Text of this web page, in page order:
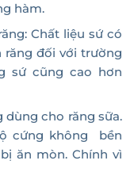
hàm.
Chất liệu sứ có
đối với trường
sứ cũng cao hơn
dùng cho răng sữa.
cứng không bền
ăn mòn. Chính vì